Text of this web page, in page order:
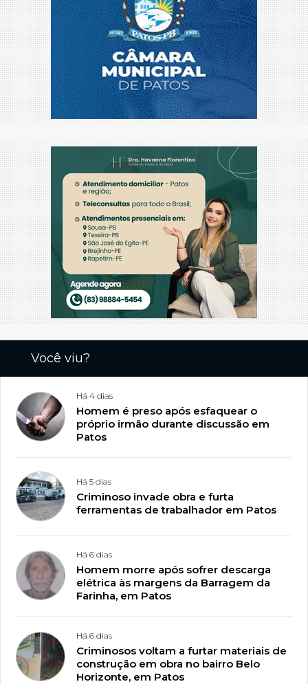
Você viu?
Há 4 dias
Homem é preso após esfaquear o
próprio irmão durante discussão em
Patos
Há 5 dias
Criminoso invade obra e furta
ferramentas de trabalhador em Patos
Há 6 dias
Homem morre após sofrer descarga
elétrica às margens da Barragem da
Farinha, em Patos
Há 6 dias
Criminosos voltam a furtar materiais de
construção em obra no bairro Belo
Horizonte, em Patos